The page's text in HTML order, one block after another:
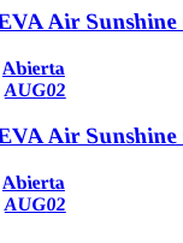
Air
Abierta
AUG02
Air
Abierta
AUG02